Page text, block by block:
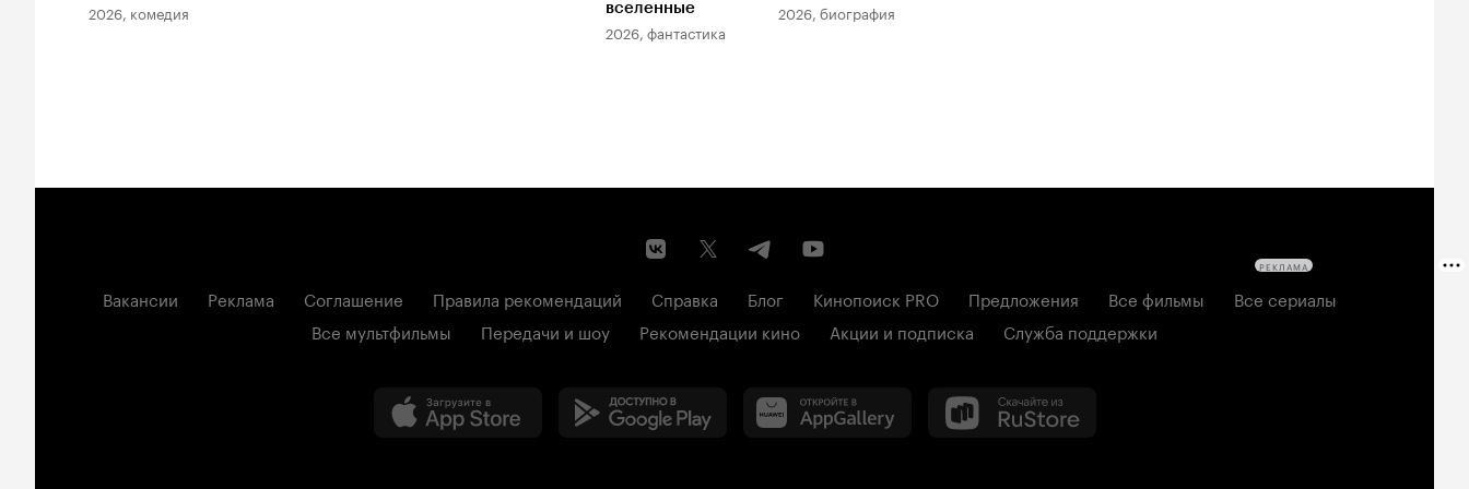
2026, комедия
вселенные
2026, фантастика
2026, биография
Вакансии Реклама Соглашение Правила рекомендаций Справка Блог Кинопоиск PRO Предложения Все фильмы
Все сериалы
Все мультфильмы
Передачи и шоу Рекомендации кино Акции и подписка Служба поддержки
РЕКЛАМА